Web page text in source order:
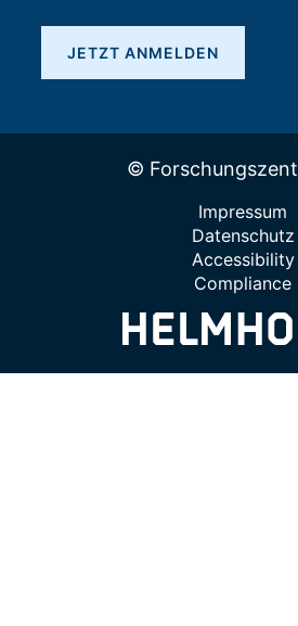
JETZT ANMELDEN
©
Impressum
Datenschutz
Accessibility
Compliance